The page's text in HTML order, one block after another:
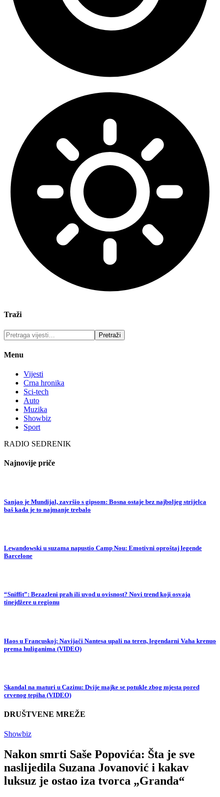
Traži
Menu
Vijesti
Crna hronika
Sci-tech
Auto
Muzika
Showbiz
Sport
RADIO SEDRENIK
Najnovije priče
Sanjao je Mundijal, završio s gipsom: Bosna ostaje bez najboljeg strijelca
baš kada je to najmanje trebalo
Lewandowski u suzama napustio Camp Nou: Emotivni oproštaj legende
Barcelone
“Sniffit”: Bezazleni prah ili uvod u ovisnost? Novi trend koji osvaja
tinejdžere u regionu
Haos u Francuskoj: Navijači Nantesa upali na teren, legendarni Vaha krenuo
prema huliganima (VIDEO)
Skandal na maturi u Cazinu: Dvije majke se potukle zbog mjesta pored
crvenog tepiha (VIDEO)
DRUŠTVENE MREŽE
Showbiz
Nakon smrti Saše Popovića: Šta je sve
naslijedila Suzana Jovanović i kakav
luksuz je ostao iza tvorca „Granda“